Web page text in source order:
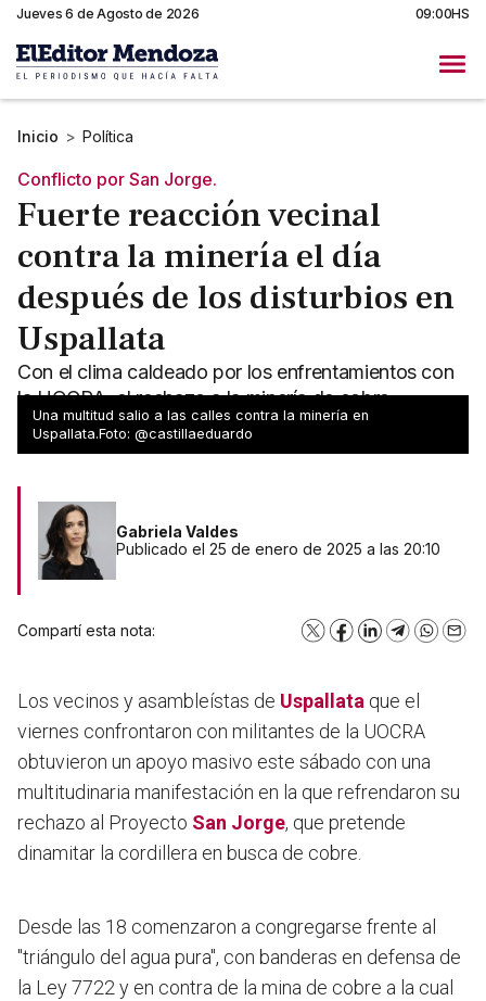
Jueves 6 de Agosto de 2026 09:00HS
Inicio > Política
Conflicto por San Jorge.
Fuerte reacción vecinal
contra la minería el día
después de los disturbios en
Uspallata
Con el clima caldeado por los enfrentamientos con
la UOCRA, el rechazo a la minería de cobre
convocó a una multitud en las calles de Uspallata.
Una multitud salio a las calles contra la minería en
Uspallata.Foto: @castillaeduardo
Gabriela Valdes
Publicado el 25 de enero de 2025 a las 20:10
Compartí esta nota: X Facebook
LinkedInTelegram
Los vecinos y asambleístas de Uspallata que el
viernes confrontaron con militantes de la UOCRA
obtuvieron un apoyo masivo este sábado con una
multitudinaria manifestación en la que refrendaron su
rechazo al Proyecto San Jorge, que pretende
dinamitar la cordillera en busca de cobre.
Desde las 18 comenzaron a congregarse frente al
"triángulo del agua pura", con banderas en defensa de
la Ley 7722 y en contra de la mina de cobre a la cual